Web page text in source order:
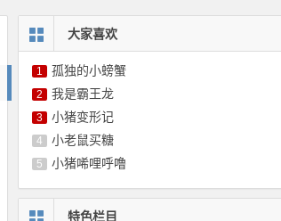
大家喜欢
1 孤独的小螃蟹
2 我是霸王龙
3 小猪变形记
4 小老鼠买糖
5 小猪唏哩呼噜
特色栏目